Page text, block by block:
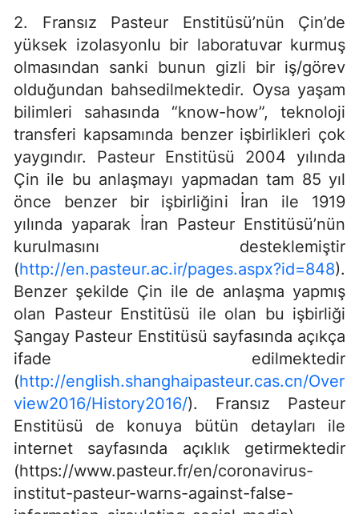
2. Fransız Pasteur Enstitüsü’nün Çin’de
yüksek izolasyonlu bir laboratuvar kurmuş
olmasından sanki bunun gizli bir iş/görev
olduğundan bahsedilmektedir. Oysa yaşam
bilimleri sahasında “know-how”, teknoloji
transferi kapsamında benzer işbirlikleri çok
yaygındır. Pasteur Enstitüsü 2004 yılında
Çin ile bu anlaşmayı yapmadan tam 85 yıl
önce benzer bir işbirliğini İran ile 1919
yılında yaparak İran Pasteur Enstitüsü’nün
kurulmasını desteklemiştir
(http://en.pasteur.ac.ir/pages.aspx?id=848).
Benzer şekilde Çin ile de anlaşma yapmış
olan Pasteur Enstitüsü ile olan bu işbirliği
Şangay Pasteur Enstitüsü sayfasında açıkça
ifade edilmektedir
(http://english.shanghaipasteur.cas.cn/Over
view2016/History2016/). Fransız Pasteur
Enstitüsü de konuya bütün detayları ile
internet sayfasında açıklık getirmektedir
(https://www.pasteur.fr/en/coronavirus-
institut-pasteur-warns-against-false-